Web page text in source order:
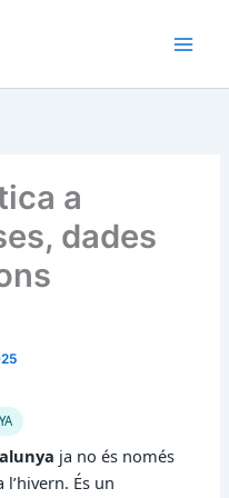
a
dades
ja no és només
És un